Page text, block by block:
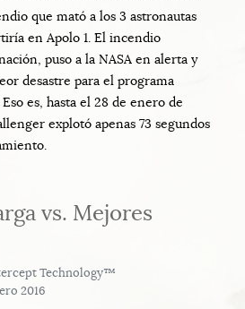
que mató a los 3 astronautas
en Apolo 1. El incendio
puso a la NASA en alerta y
desastre para el programa
es, hasta el 28 de enero de
explotó apenas 73 segundos
vs. Mejores
Technology™
2016